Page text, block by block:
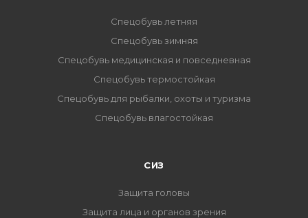
Спецобувь летняя
Спецобувь зимняя
Спецобувь медицинская и повседневная
Спецобувь термостойкая
Спецобувь для рыбалки, охоты и туризма
Спецобувь влагостойкая
СИЗ
Защита головы
Защита лица и органов зрения